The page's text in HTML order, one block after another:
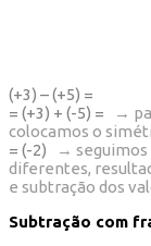
(+3) – (+5) =
= (+3) + (-5) =
→
colocamos o
= (-2)
→ seguimos
diferentes,
e subtração dos
Subtração com